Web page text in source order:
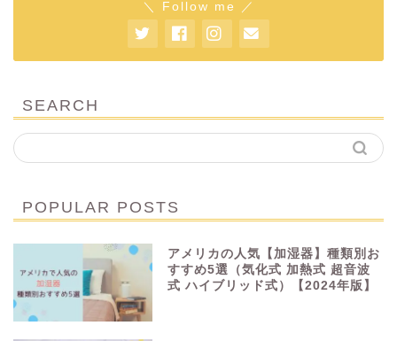
＼ Follow me ／
SEARCH
POPULAR POSTS
アメリカの人気【加湿器】種類別お
すすめ5選（気化式 加熱式 超音波
式 ハイブリッド式）【2024年版】